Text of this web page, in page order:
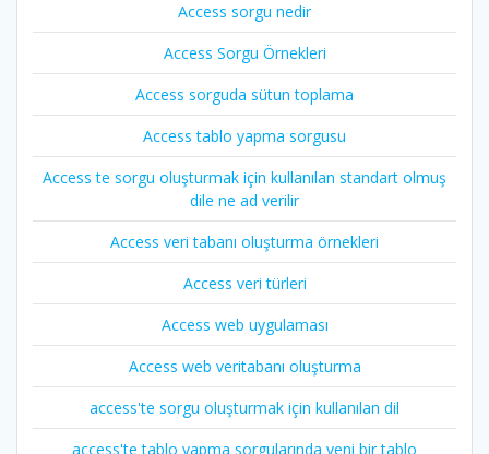
Access sorgu nedir
Access Sorgu Örnekleri
Access sorguda sütun toplama
Access tablo yapma sorgusu
Access te sorgu oluşturmak için kullanılan standart olmuş
dile ne ad verilir
Access veri tabanı oluşturma örnekleri
Access veri türleri
Access web uygulaması
Access web veritabanı oluşturma
access'te sorgu oluşturmak için kullanılan dil
access'te tablo yapma sorgularında yeni bir tablo